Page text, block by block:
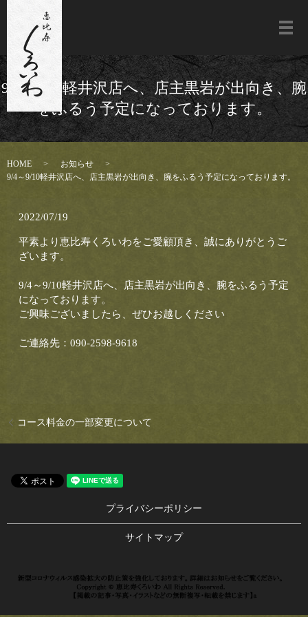
メ
9/4～9/10軽井沢店へ、店主黒岩が出向き、腕
をふるう予定になっております。
HOME
お知らせ
9/4～9/10軽井沢店へ、店主黒岩が出向き、腕をふるう予定になっております。
2022/07/19
平素より恵比寿くろいわをご愛顧頂き、誠にありがとうご
ざいます。
9/4～9/10軽井沢店へ、店主黒岩が出向き、腕をふるう予定
になっております。
ご興味ございましたら、ぜひお越しください
ご連絡先：090-2598-9618
コース料金の一部変更について
プライバシーポリシー
サイトマップ